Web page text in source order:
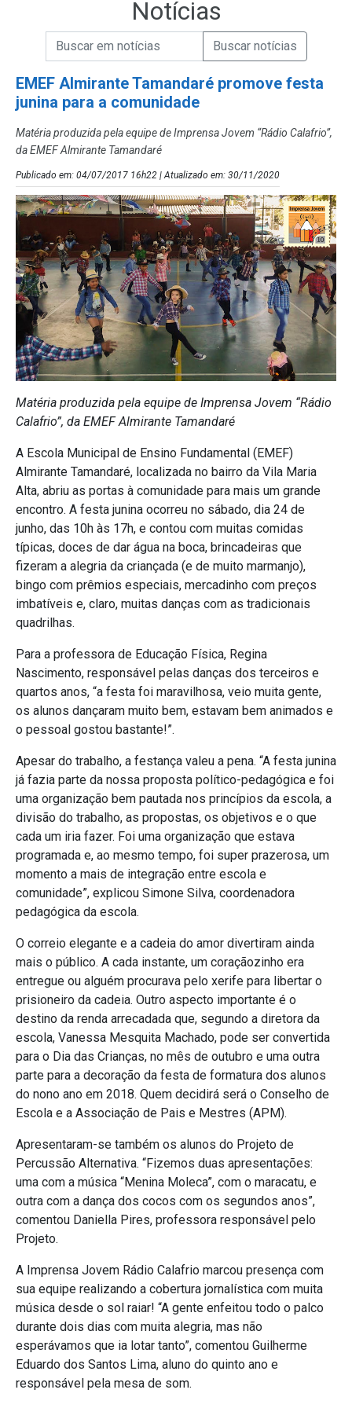
Notícias
Campo de Busca de Notícias
Campo de Busca de informaçõesEnviar a Busca de Notícias
EMEF Almirante Tamandaré promove festa
junina para a comunidade
Matéria produzida pela equipe de Imprensa Jovem “Rádio Calafrio”,
da EMEF Almirante Tamandaré
Publicado em: 04/07/2017 16h22 | Atualizado em: 30/11/2020
Matéria produzida pela equipe de Imprensa Jovem “Rádio
Calafrio”, da EMEF Almirante Tamandaré
A Escola Municipal de Ensino Fundamental (EMEF)
Almirante Tamandaré, localizada no bairro da Vila Maria
Alta, abriu as portas à comunidade para mais um grande
encontro. A festa junina ocorreu no sábado, dia 24 de
junho, das 10h às 17h, e contou com muitas comidas
típicas, doces de dar água na boca, brincadeiras que
fizeram a alegria da criançada (e de muito marmanjo),
bingo com prêmios especiais, mercadinho com preços
imbatíveis e, claro, muitas danças com as tradicionais
quadrilhas.
Para a professora de Educação Física, Regina
Nascimento, responsável pelas danças dos terceiros e
quartos anos, “a festa foi maravilhosa, veio muita gente,
os alunos dançaram muito bem, estavam bem animados e
o pessoal gostou bastante!”.
Apesar do trabalho, a festança valeu a pena. “A festa junina
já fazia parte da nossa proposta político-pedagógica e foi
uma organização bem pautada nos princípios da escola, a
divisão do trabalho, as propostas, os objetivos e o que
cada um iria fazer. Foi uma organização que estava
programada e, ao mesmo tempo, foi super prazerosa, um
momento a mais de integração entre escola e
comunidade”, explicou Simone Silva, coordenadora
pedagógica da escola.
O correio elegante e a cadeia do amor divertiram ainda
mais o público. A cada instante, um coraçãozinho era
entregue ou alguém procurava pelo xerife para libertar o
prisioneiro da cadeia. Outro aspecto importante é o
destino da renda arrecadada que, segundo a diretora da
escola, Vanessa Mesquita Machado, pode ser convertida
para o Dia das Crianças, no mês de outubro e uma outra
parte para a decoração da festa de formatura dos alunos
do nono ano em 2018. Quem decidirá será o Conselho de
Escola e a Associação de Pais e Mestres (APM).
Apresentaram-se também os alunos do Projeto de
Percussão Alternativa. “Fizemos duas apresentações:
uma com a música “Menina Moleca”, com o maracatu, e
outra com a dança dos cocos com os segundos anos”,
comentou Daniella Pires, professora responsável pelo
Projeto.
A Imprensa Jovem Rádio Calafrio marcou presença com
sua equipe realizando a cobertura jornalística com muita
música desde o sol raiar! “A gente enfeitou todo o palco
durante dois dias com muita alegria, mas não
esperávamos que ia lotar tanto”, comentou Guilherme
Eduardo dos Santos Lima, aluno do quinto ano e
responsável pela mesa de som.